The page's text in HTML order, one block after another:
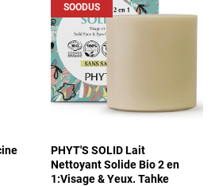
SOODUS
PHYT'S SOLID Lait
Nettoyant Solide Bio 2 en
1:Visage & Yeux. Tahke